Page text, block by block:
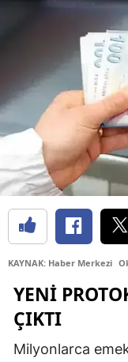
KAYNAK: Haber Merkezi
YENI
ÇIKTI
Milyonlarca